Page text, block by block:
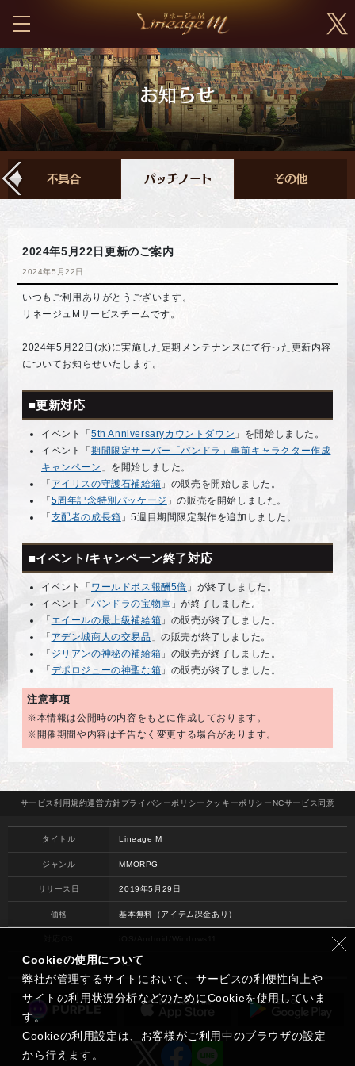
2024年5月22日更新のご案内
2024年5月22日
いつもご利用ありがとうございます。
リネージュMサービスチームです。
2024年5月22日(水)に実施した定期メンテナンスにて行った更新内容
についてお知らせいたします。
■更新対応
イベント「5th Anniversaryカウントダウン 」を開始しました。
イベント「期間限定サーバー「パンドラ」事前キャラクター作成
キャンペーン 」を開始しました。
「 アイリスの守護石補給箱 」の販売を開始しました。
「5周年記念特別パッケージ 」の販売を開始しました。
「支配者の成長箱 」5週目期間限定製作を追加しました。
■イベント/キャンペーン終了対応
イベント「 ワールドボス報酬5倍 」が終了しました。
イベント「パンドラの宝物庫 」が終了しました。
「 エイールの最上級補給箱 」の販売が終了しました。
「 アデン城商人の交易品 」の販売が終了しました。
「 ジリアンの神秘の補給箱 」の販売が終了しました。
「デポロジューの神聖な箱 」の販売が終了しました。
注意事項
※本情報は公開時の内容をもとに作成しております。
※開催期間や内容は予告なく変更する場合があります。
サービス 利用規約運営方針プライバシーポリシー クッキーポリシーNCサービス 同意
タイトル Lineage M
ジャンル MMORPG
リリース日 2019年5月29日
価格 基本無料（アイテム課金あり）
開発 NC
Cookieの使用について
弊社が管理するサイトにおいて、サービスの利便性向上や
サイトの利用状況分析などのためにCookieを使用していま
す。
Cookieの利用設定は、お客様がご利用中のブラウザの設定
から行えます。